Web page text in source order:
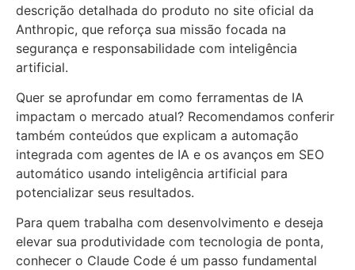
descrição detalhada do produto no site oficial da
Anthropic, que reforça sua missão focada na
segurança e responsabilidade com inteligência
artificial.
Quer se aprofundar em como ferramentas de IA
impactam o mercado atual? Recomendamos conferir
também conteúdos que explicam a automação
integrada com agentes de IA e os avanços em SEO
automático usando inteligência artificial para
potencializar seus resultados.
Para quem trabalha com desenvolvimento e deseja
elevar sua produtividade com tecnologia de ponta,
conhecer o Claude Code é um passo fundamental